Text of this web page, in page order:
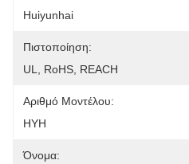
Huiyunhai
Πιστοποίηση:
UL, RoHS, REACH
Αριθμό Μοντέλου:
HYH
Όνομα: